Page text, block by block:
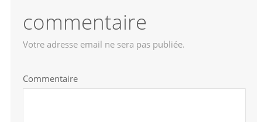
commentaire
Votre adresse email ne sera pas publiée.
Commentaire